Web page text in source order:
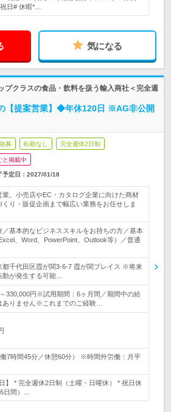
日# 休暇*…
気になる
プクラスの食品・飲料を扱う輸入商社＜完全週
【提案営業】◆年休120日 ※AG非公開
急募 転勤なし 完全週休2日制
と掲載中
予定日： 2027/01/18
業。小売店やEC・カタログ企業に向けた商材
り・販促企画まで幅広い業務をお任せしま
／基本的なビジネススキルをお持ちの方／基本
、Word、PowerPoint、Outlook等）／普通
都千代田区霞が関3-6-7 霞が関プレイス ※将来
が発生する可能…
330,000円※試用期間：6ヶ月間／期間中の給
ありません※これまでのご経験…
7時間45分／休憩60分） ※時間外労働：月平
】 * 完全週休2日制（土曜・日曜休） * 祝日休
日間）…